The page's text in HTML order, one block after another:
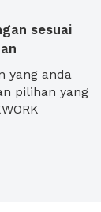
sesuai
yang anda
pilihan yang